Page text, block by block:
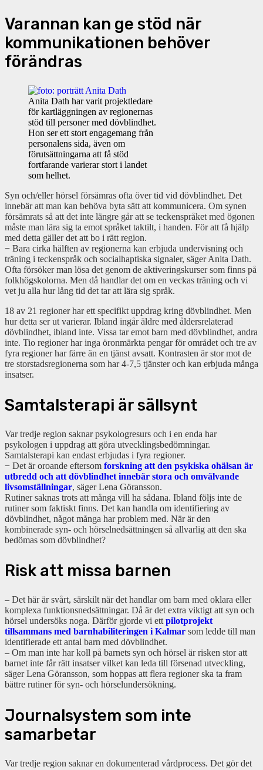
Varannan kan ge stöd när
kommunikationen behöver
förändras
Anita Dath har varit projektledare
för kartläggningen av regionernas
stöd till personer med dövblindhet.
Hon ser ett stort engagemang från
personalens sida, även om
förutsättningarna att få stöd
fortfarande varierar stort i landet
som helhet.
Syn och/eller hörsel försämras ofta över tid vid dövblindhet. Det
innebär att man kan behöva byta sätt att kommunicera. Om synen
försämrats så att det inte längre går att se teckenspråket med ögonen
måste man lära sig ta emot språket taktilt, i handen. För att få hjälp
med detta gäller det att bo i rätt region.
− Bara cirka hälften av regionerna kan erbjuda undervisning och
träning i teckenspråk och socialhaptiska signaler, säger Anita Dath.
Ofta försöker man lösa det genom de aktiveringskurser som finns på
folkhögskolorna. Men då handlar det om en veckas träning och vi
vet ju alla hur lång tid det tar att lära sig språk.
18 av 21 regioner har ett specifikt uppdrag kring dövblindhet. Men
hur detta ser ut varierar. Ibland ingår äldre med åldersrelaterad
dövblindhet, ibland inte. Vissa tar emot barn med dövblindhet, andra
inte. Tio regioner har inga öronmärkta pengar för området och tre av
fyra regioner har färre än en tjänst avsatt. Kontrasten är stor mot de
tre storstadsregionerna som har 4-7,5 tjänster och kan erbjuda många
insatser.
Samtalsterapi är sällsynt
Var tredje region saknar psykologresurs och i en enda har
psykologen i uppdrag att göra utvecklingsbedömningar.
Samtalsterapi kan endast erbjudas i fyra regioner.
− Det är oroande eftersom forskning att den psykiska ohälsan är
utbredd och att dövblindhet innebär stora och omvälvande
livsomställningar, säger Lena Göransson.
Rutiner saknas trots att många vill ha sådana. Ibland följs inte de
rutiner som faktiskt finns. Det kan handla om identifiering av
dövblindhet, något många har problem med. När är den
kombinerade syn- och hörselnedsättningen så allvarlig att den ska
bedömas som dövblindhet?
Risk att missa barnen
– Det här är svårt, särskilt när det handlar om barn med oklara eller
komplexa funktionsnedsättningar. Då är det extra viktigt att syn och
hörsel undersöks noga. Därför gjorde vi ettpilotprojekt
tillsammans med barnhabiliteringen i Kalmar som ledde till man
identifierade ett antal barn med dövblindhet.
– Om man inte har koll på barnets syn och hörsel är risken stor att
barnet inte får rätt insatser vilket kan leda till försenad utveckling,
säger Lena Göransson, som hoppas att flera regioner ska ta fram
bättre rutiner för syn- och hörselundersökning.
Journalsystem som inte
samarbetar
Var tredje region saknar en dokumenterad vårdprocess. Det gör det